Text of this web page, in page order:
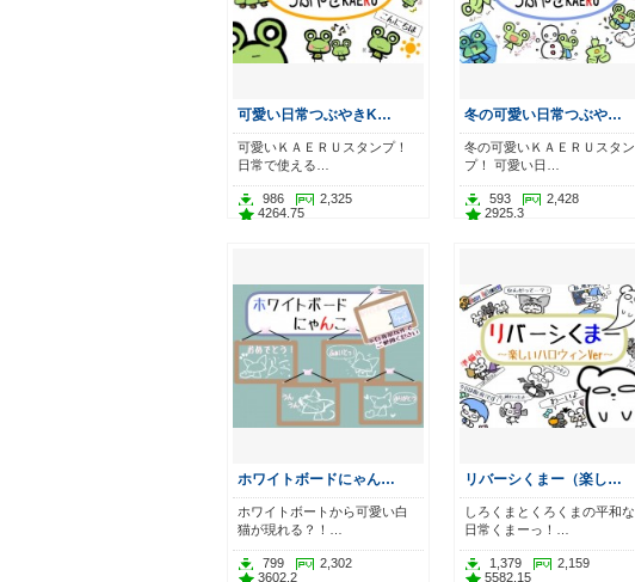
可愛い日常つぶやきK…
可愛いＫＡＥＲＵスタンプ！
日常で使える…
986
2,325
4264.75
冬の可愛い日常つぶや…
冬の可愛いＫＡＥＲＵスタン
プ！ 可愛い日…
593
2,428
2925.3
ホワイトボードにゃん…
ホワイトボートから可愛い白
猫が現れる？！…
799
2,302
3602.2
リバーシくまー（楽し…
しろくまとくろくまの平和な
日常くまーっ！…
1,379
2,159
5582.15